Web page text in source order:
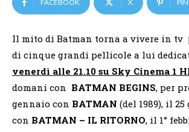
FACEBOOK X
Il mito di Batman torna a vivere in tv
di cinque grandi pellicole a lui
venerdì alle 21.10 su Sky Cinema 1
domani con BATMAN BEGINS, per
gennaio con BATMAN (del 1989), il
con BATMAN – IL RITORNO, il 1°